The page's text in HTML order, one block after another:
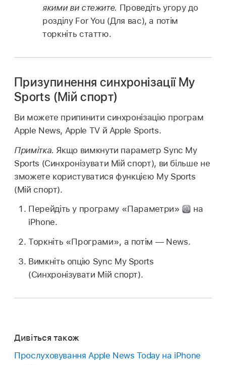
якими ви стежите. Проведіть угору до
розділу For You (Для вас), а потім
торкніть статтю.
Призупинення синхронізації My
Sports (Мій спорт)
Ви можете припинити синхронізацію програм
Apple News, Apple TV й Apple Sports.
Примітка. Якщо вимкнути параметр Sync My
Sports (Синхронізувати Мій спорт), ви більше не
зможете користуватися функцією My Sports
(Мій спорт).
Перейдіть у програму «Параметри»
на
iPhone.
Торкніть «Програми», а потім — News.
Вимкніть опцію Sync My Sports
(Синхронізувати Мій спорт).
Дивіться також
Прослуховування Apple News Today на iPhone